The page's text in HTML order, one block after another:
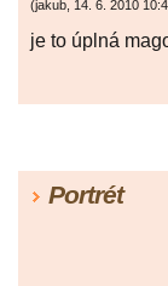
(jakub, 14. 6. 2010
je to úplná
Portrét